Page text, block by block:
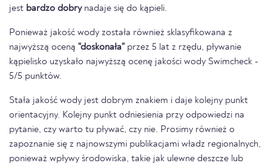
jest bardzo dobrynadaje się do kąpieli.
Ponieważ jakość wody została również sklasyfikowana z
najwyższą oceną "doskonała" przez 5 lat z rzędu, pływanie
kąpielisko uzyskało najwyższą ocenę jakości wody Swimcheck -
5/5 punktów.
Stała jakość wody jest dobrym znakiem i daje kolejny punkt
orientacyjny. Kolejny punkt odniesienia przy odpowiedzi na
pytanie, czy warto tu pływać, czy nie. Prosimy również o
zapoznanie się z najnowszymi publikacjami władz regionalnych,
ponieważ wpływy środowiska, takie jak ulewne deszcze lub